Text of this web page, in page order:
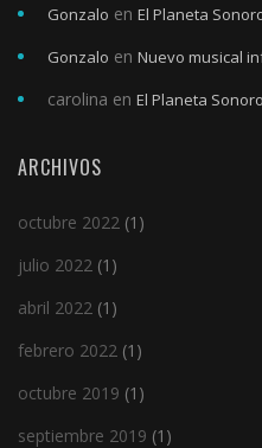
Gonzalo en El Planeta
Gonzalo en Nuevo musical
carolina en El Planeta Sonoro
ARCHIVOS
octubre 2022 (1)
julio 2022 (1)
abril 2022 (1)
febrero 2022 (1)
octubre 2019 (1)
septiembre 2019 (1)